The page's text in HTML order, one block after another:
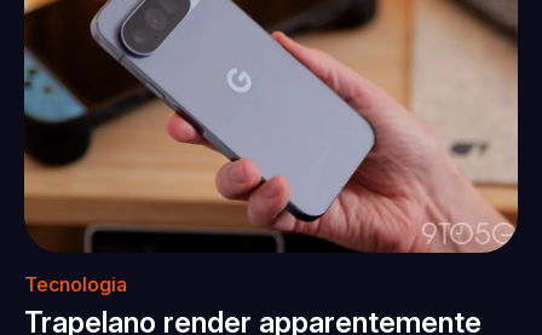
Tecnologia
Trapelano render apparentemente